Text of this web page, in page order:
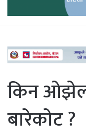
किन
बारेकाेट ?